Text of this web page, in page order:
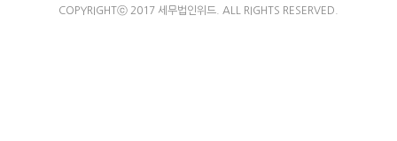
COPYRIGHTⓒ 2017 세무법인위드. ALL RIGHTS RESERVED.